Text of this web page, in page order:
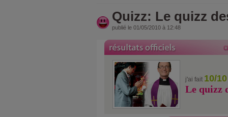
Quizz: Le quizz
publié le 01/05/2010 à 12:48
j'ai fait 10/10
Le quizz